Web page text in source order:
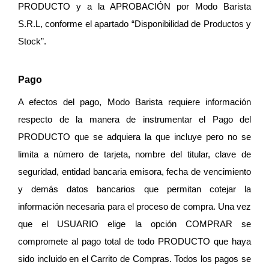
PRODUCTO y a la APROBACIÓN por Modo Barista
S.R.L, conforme el apartado “Disponibilidad de Productos y
Stock”.
Pago
A efectos del pago, Modo Barista requiere información
respecto de la manera de instrumentar el Pago del
PRODUCTO que se adquiera la que incluye pero no se
limita a número de tarjeta, nombre del titular, clave de
seguridad, entidad bancaria emisora, fecha de vencimiento
y demás datos bancarios que permitan cotejar la
información necesaria para el proceso de compra. Una vez
que el USUARIO elige la opción COMPRAR se
compromete al pago total de todo PRODUCTO que haya
sido incluido en el Carrito de Compras. Todos los pagos se